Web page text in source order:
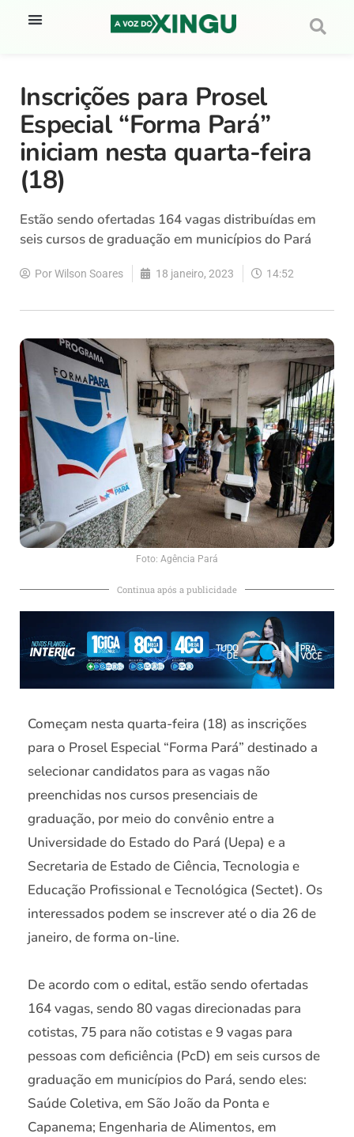
Inscrições para Prosel
Especial “Forma Pará”
iniciam nesta quarta-feira
(18)
Estão sendo ofertadas 164 vagas distribuídas em
seis cursos de graduação em municípios do Pará
PorWilson Soares 18 janeiro, 2023 14:52
Foto: Agência Pará
Continua após a publicidade
Começam nesta quarta-feira (18) as inscrições
para o Prosel Especial “Forma Pará” destinado a
selecionar candidatos para as vagas não
preenchidas nos cursos presenciais de
graduação, por meio do convênio entre a
Universidade do Estado do Pará (Uepa) e a
Secretaria de Estado de Ciência, Tecnologia e
Educação Profissional e Tecnológica (Sectet). Os
interessados podem se inscrever até o dia 26 de
janeiro, de forma on-line.
De acordo com o edital, estão sendo ofertadas
164 vagas, sendo 80 vagas direcionadas para
cotistas, 75 para não cotistas e 9 vagas para
pessoas com deficiência (PcD) em seis cursos de
graduação em municípios do Pará, sendo eles:
Saúde Coletiva, em São João da Ponta e
Capanema; Engenharia de Alimentos, em